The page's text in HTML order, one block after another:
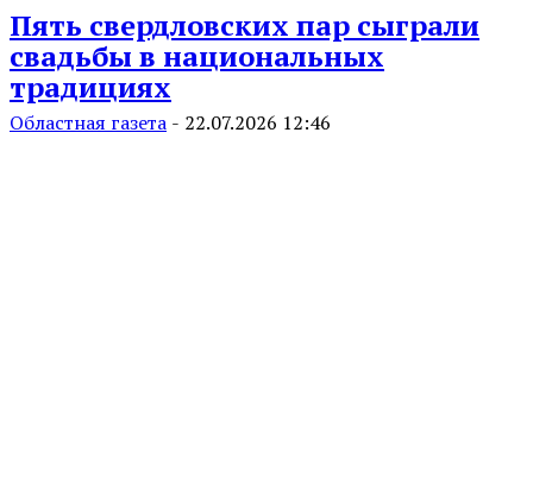
Пять свердловских пар сыграли
свадьбы в национальных
традициях
Областная газета - 22.07.2026 12:46